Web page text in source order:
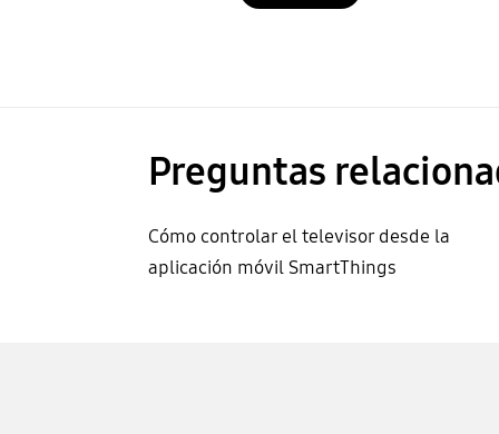
Preguntas
Cómo controlar el televisor desde la
aplicación móvil SmartThings